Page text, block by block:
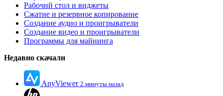
Рабочий стол и виджеты
Сжатие и резервное копирование
Создание аудио и проигрыватели
Создание видео и проигрыватели
Программы для майнинга
Недавно скачали
AnyViewer 2 минуты назад